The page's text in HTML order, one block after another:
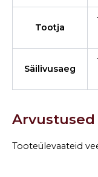
Tootja
Säilivusaeg
Arvustused
Tooteülevaateid